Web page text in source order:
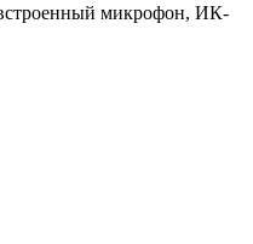
микрофон, ИК-